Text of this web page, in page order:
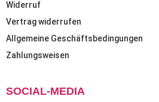
Widerruf
Vertrag widerrufen
Allgemeine Geschäftsbedingungen
Zahlungsweisen
SOCIAL-MEDIA